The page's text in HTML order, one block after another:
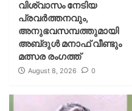
വിശ്വാസം നേടിയ
പ്രവർത്തനവും,
അനുഭവസമ്പത്തുമായി
അബ്‌ദുൾ മനാഫ് വീണ്ടും
മത്സര രംഗത്ത്
August 8, 2026 0